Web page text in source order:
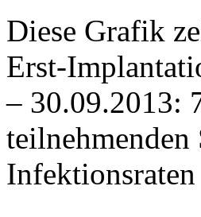
Diese Grafik
Erst-
– 30.09.2013: